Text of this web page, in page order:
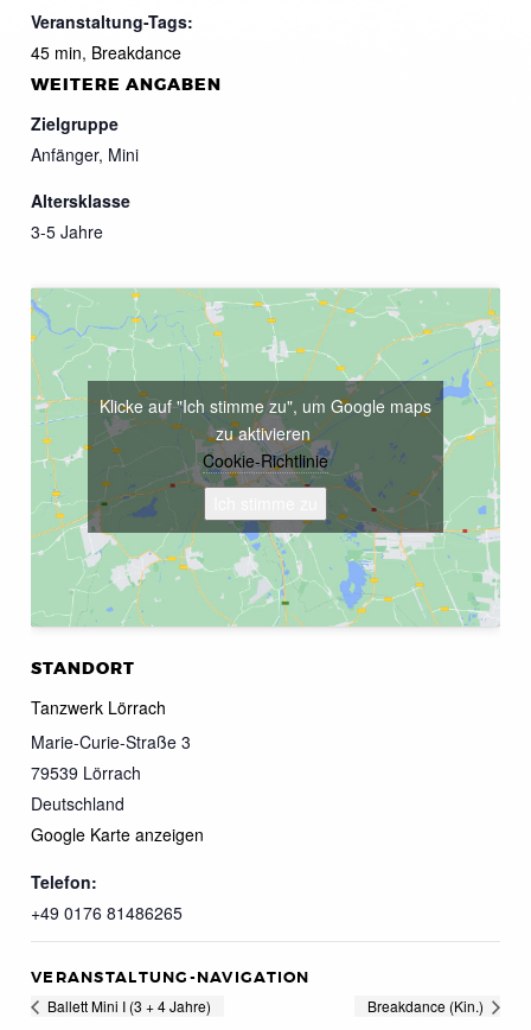
Veranstaltung-Tags:
45 min, Breakdance
WEITERE ANGABEN
Zielgruppe
Anfänger, Mini
Altersklasse
3-5 Jahre
STANDORT
Tanzwerk Lörrach
Marie-Curie-Straße 3
79539 Lörrach
Deutschland
Google Karte anzeigen
Telefon:
+49 0176 81486265
Klicke auf "Ich stimme zu", um Google maps
zu aktivieren
Cookie-Richtlinie
VERANSTALTUNG-NAVIGATION
Ballett Mini I (3 + 4 Jahre) Breakdance (Kin.)